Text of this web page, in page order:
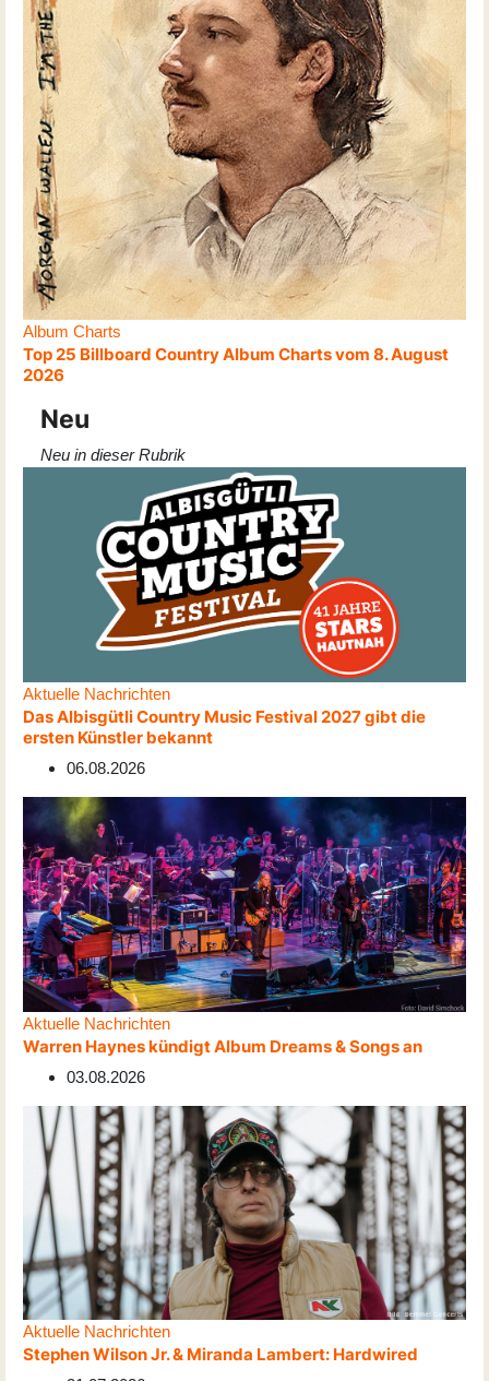
Album Charts
Top 25 Billboard Country Album Charts vom 8. August
2026
Neu
Neu in dieser Rubrik
Aktuelle Nachrichten
Das Albisgütli Country Music Festival 2027 gibt die
ersten Künstler bekannt
06.08.2026
Aktuelle Nachrichten
Warren Haynes kündigt Album Dreams & Songs an
03.08.2026
Aktuelle Nachrichten
Stephen Wilson Jr. & Miranda Lambert: Hardwired